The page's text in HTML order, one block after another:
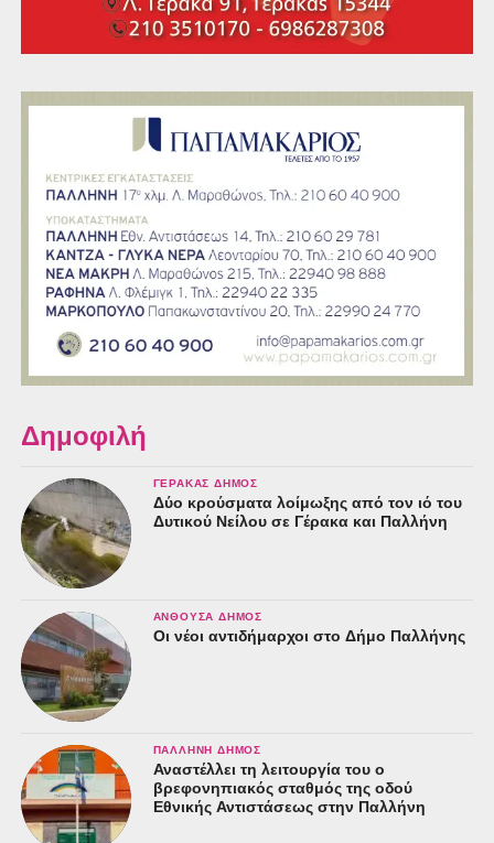
Δημοφιλή
ΓΈΡΑΚΑΣ ΔΉΜΟΣ
Δύο κρούσματα λοίμωξης από τον ιό του
Δυτικού Νείλου σε Γέρακα και Παλλήνη
ΑΝΘΟΎΣΑ ΔΉΜΟΣ
Οι νέοι αντιδήμαρχοι στο Δήμο Παλλήνης
ΠΑΛΛΉΝΗ ΔΉΜΟΣ
Αναστέλλει τη λειτουργία του ο
βρεφονηπιακός σταθμός της οδού
Εθνικής Αντιστάσεως στην Παλλήνη